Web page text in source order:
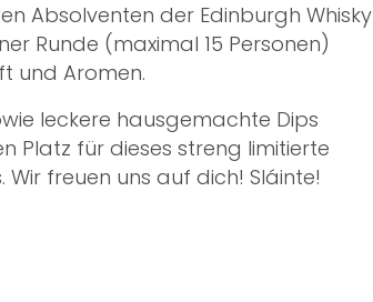
Absolventen der Edinburgh Whisky
Runde (maximal 15 Personen)
und Aromen.
leckere hausgemachte Dips
Platz für dieses streng limitierte
freuen uns auf dich! Sláinte!